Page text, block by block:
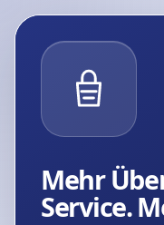
Mehr
Service.